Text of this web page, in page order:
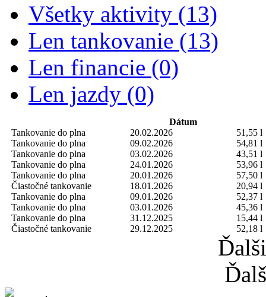
Všetky aktivity (13)
Len tankovanie (13)
Len financie (0)
Len jazdy (0)
Dátum
Tankovanie do plna
20.02.2026
51,55 l
Tankovanie do plna
09.02.2026
54,81 l
Tankovanie do plna
03.02.2026
43,51 l
Tankovanie do plna
24.01.2026
53,96 l
Tankovanie do plna
20.01.2026
57,50 l
Čiastočné tankovanie
18.01.2026
20,94 l
Tankovanie do plna
09.01.2026
52,37 l
Tankovanie do plna
03.01.2026
45,36 l
Tankovanie do plna
31.12.2025
15,44 l
Čiastočné tankovanie
29.12.2025 52,18 l